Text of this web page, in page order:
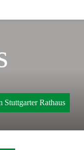
Rathaus